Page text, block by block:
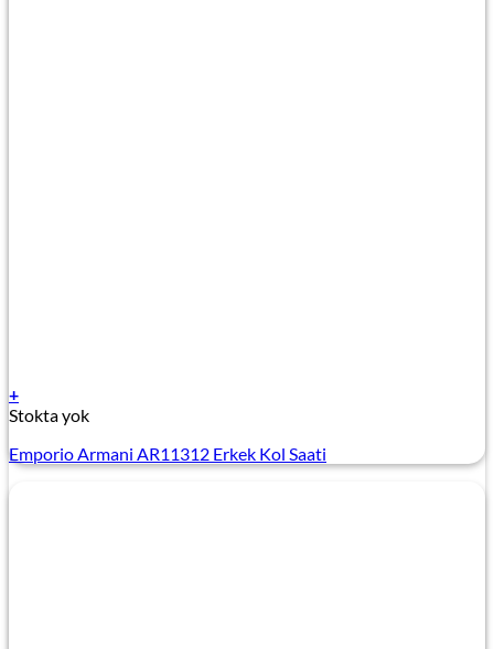
+
Stokta yok
Emporio Armani AR11312 Erkek Kol Saati